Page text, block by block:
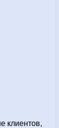
клиентов,